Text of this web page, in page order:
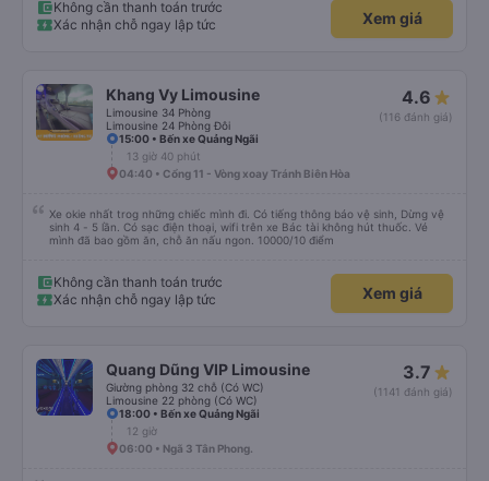
Không cần thanh toán trước
Xác nhận chỗ ngay lập tức
Xem giá
Khang Vy Limousine
Limousine 34 Phòng
Limousine 24 Phòng Đôi
4.6
(116 đánh giá)
15:00 • Bến xe Quảng Ngãi
13 giờ 40 phút
04:40 • Cổng 11 - Vòng xoay Tránh Biên Hòa
Xe okie nhất trog những chiếc mình đi. Có tiếng thông báo vệ sinh, Dừng vệ
sinh 4 - 5 lần. Có sạc điện thoại, wifi trên xe Bác tài không hút thuốc. Vé
mình đã bao gồm ăn, chỗ ăn nấu ngon. 10000/10 điểm
Không cần thanh toán trước
Xác nhận chỗ ngay lập tức
Xem giá
Quang Dũng VIP Limousine
Giường phòng 32 chỗ (Có WC)
Limousine 22 phòng (Có WC)
3.7
(1141 đánh giá)
18:00 • Bến xe Quảng Ngãi
12 giờ
06:00 • Ngã 3 Tân Phong.